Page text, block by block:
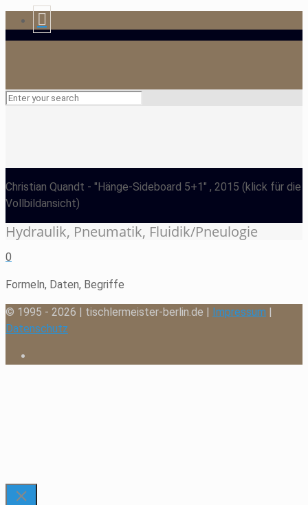
Christian Quandt - "Hänge-Sideboard 5+1" , 2015 (klick für die
Vollbildansicht)
Hydraulik, Pneumatik, Fluidik/Pneulogie
0
Formeln, Daten, Begriffe
© 1995 - 2026 | tischlermeister-berlin.de | Impressum
Datenschutz